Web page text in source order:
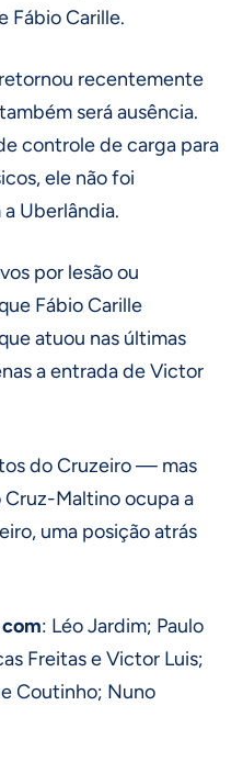
Fábio Carille.
recentemente
será ausência.
controle de carga para
ele não foi
Uberlândia.
por lesão ou
Fábio Carille
atuou nas últimas
a entrada de Victor
do Cruzeiro — mas
Maltino ocupa a
uma posição atrás
: Léo Jardim; Paulo
Freitas e Victor Luis;
Coutinho; Nuno